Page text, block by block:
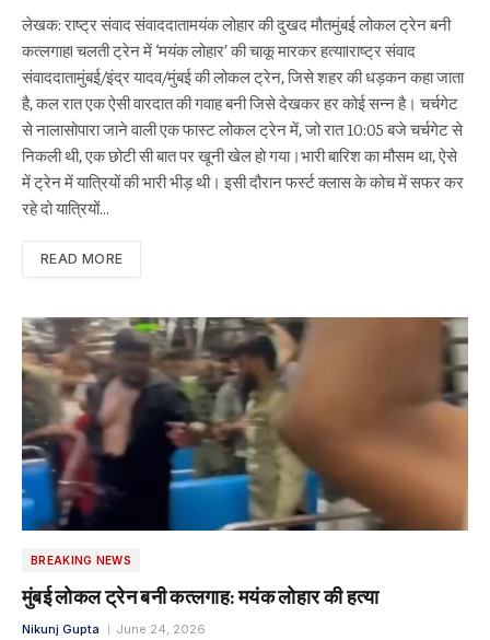
लेखक: राष्ट्र संवाद संवाददातामयंक लोहार की दुखद मौतमुंबई लोकल ट्रेन बनी
कत्लगाह! चलती ट्रेन में ‘मयंक लोहार’ की चाकू मारकर हत्या!राष्ट्र संवाद
संवाददातामुंबई/इंद्र यादव/मुंबई की लोकल ट्रेन, जिसे शहर की धड़कन कहा जाता
है, कल रात एक ऐसी वारदात की गवाह बनी जिसे देखकर हर कोई सन्न है। चर्चगेट
से नालासोपारा जाने वाली एक फास्ट लोकल ट्रेन में, जो रात 10:05 बजे चर्चगेट से
निकली थी, एक छोटी सी बात पर खूनी खेल हो गया।भारी बारिश का मौसम था, ऐसे
में ट्रेन में यात्रियों की भारी भीड़ थी। इसी दौरान फर्स्ट क्लास के कोच में सफर कर
रहे दो यात्रियों…
READ MORE
BREAKING NEWS
मुंबई लोकल ट्रेन बनी कत्लगाह: मयंक लोहार की हत्या
Nikunj Gupta June 24, 2026